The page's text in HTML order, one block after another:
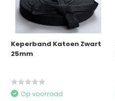
Keperband Katoen Zwart
25mm
Op voorraad